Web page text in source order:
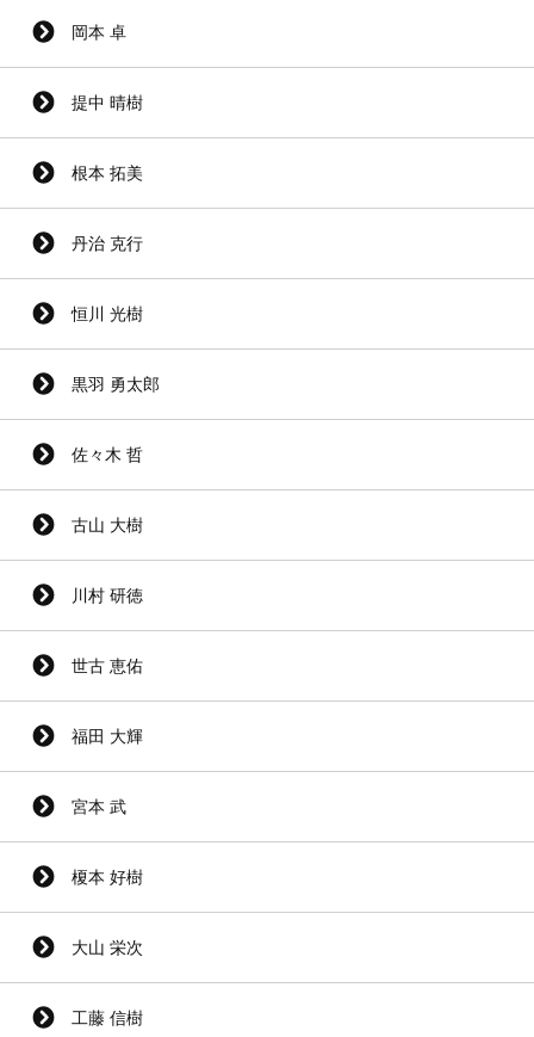
岡本 卓
提中 晴樹
根本 拓美
丹治 克行
恒川 光樹
黒羽 勇太郎
佐々木 哲
古山 大樹
川村 研徳
世古 恵佑
福田 大輝
宮本 武
榎本 好樹
大山 栄次
工藤 信樹